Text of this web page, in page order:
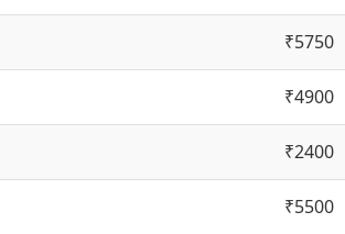
₹5750
₹4900
₹2400
₹5500